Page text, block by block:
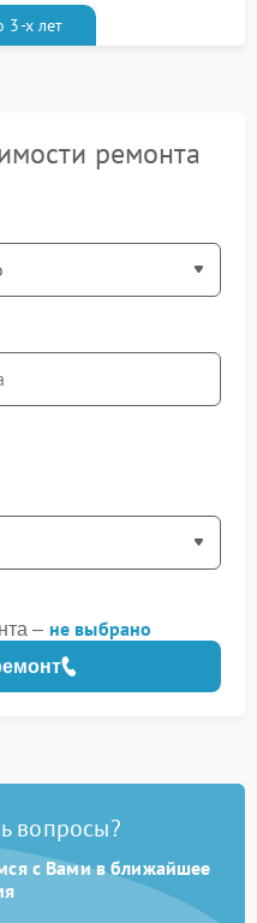
3-х лет
ремонта
– не выбрано
вопросы?
с Вами в ближайшее